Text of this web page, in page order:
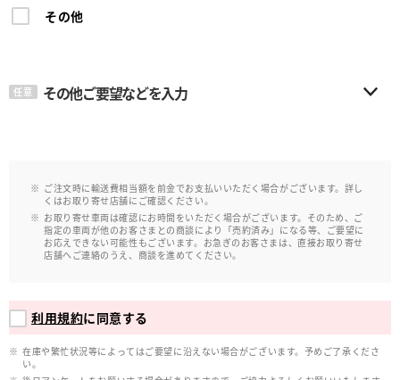
その他
任意 その他ご要望などを入力
ご注文時に輸送費相当額を前金でお支払いいただく場合がございます。詳し
くはお取り寄せ店舗にご確認ください。
お取り寄せ車両は確認にお時間をいただく場合がございます。そのため、ご
指定の車両が他のお客さまとの商談により「売約済み」になる等、ご要望に
お応えできない可能性もございます。お急ぎのお客さまは、直接お取り寄せ
店舗へご連絡のうえ、商談を進めてください。
利用規約に同意する
在庫や繁忙状況等によってはご要望に沿えない場合がございます。予めご了承くださ
い。